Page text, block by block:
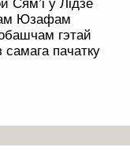
Сям’і ў Лідзе
Юзафам
гэтай
пачатку